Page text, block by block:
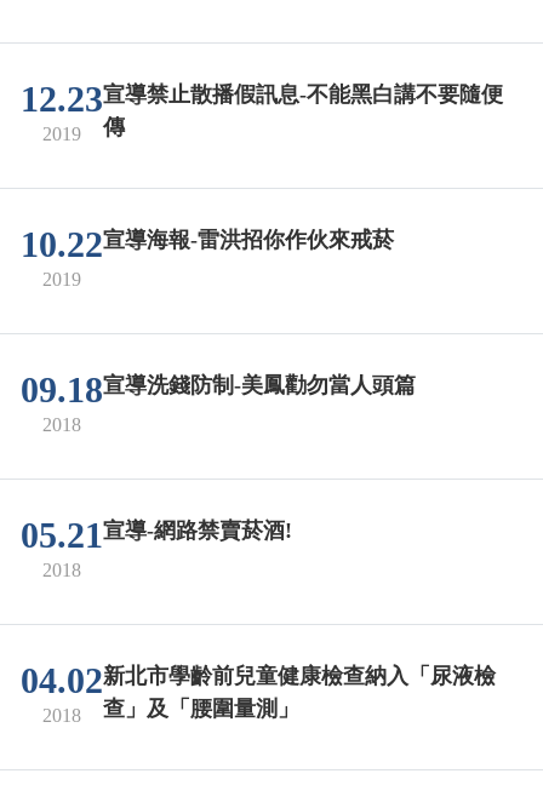
12.23
2019
宣導禁止散播假訊息-不能黑白講不要隨便
傳
10.22
2019
宣導海報-雷洪招你作伙來戒菸
09.18
2018
宣導洗錢防制-美鳳勸勿當人頭篇
05.21
2018
宣導-網路禁賣菸酒!
04.02
2018
新北市學齡前兒童健康檢查納入「尿液檢
查」及「腰圍量測」